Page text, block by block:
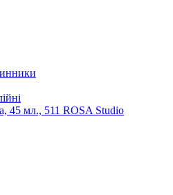
45 мл., 511 ROSA Studio